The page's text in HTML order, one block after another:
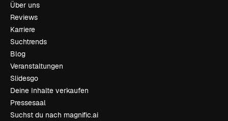
Über uns
Reviews
Karriere
Suchtrends
Blog
Veranstaltungen
Slidesgo
Deine Inhalte verkaufen
Pressesaal
Suchst du nach magnific.ai